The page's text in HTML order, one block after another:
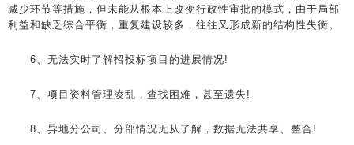
减少环节等措施，但未能从根本上改变行政性审批的模式，由于局部
利益和缺乏综合平衡，重复建设较多，往往又形成新的结构性失衡。
6、无法实时了解招投标项目的进展情况!
7、项目资料管理凌乱，查找困难，甚至遗失!
8、异地分公司、分部情况无从了解，数据无法共享、整合!